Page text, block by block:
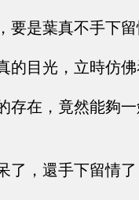
要是葉真不手下
的目光，立時仿
存在，竟然能夠
了，還手下留情